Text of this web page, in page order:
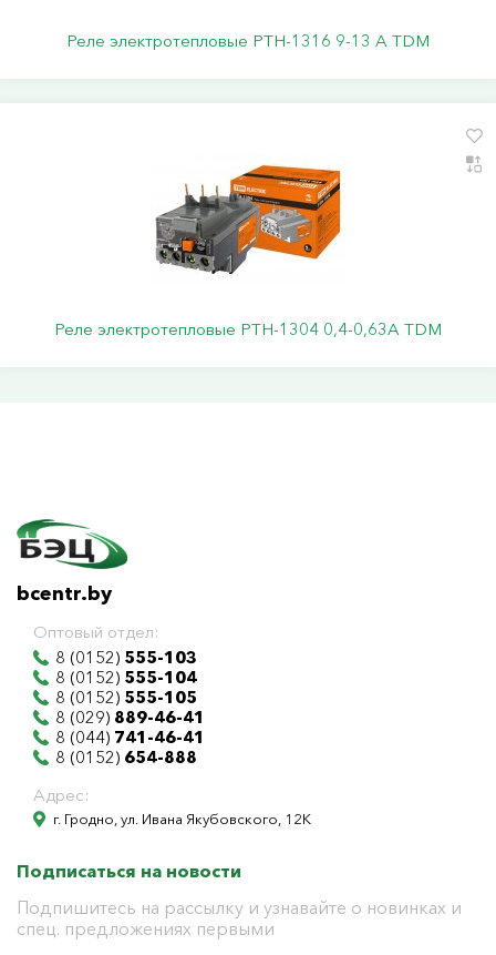
Реле электротепловые РТН-1316 9-13 А TDM
Реле электротепловые РТН-1304 0,4-0,63А TDM
bcentr.by
Оптовый отдел:
8 (0152) 555-103
8 (0152) 555-104
8 (0152) 555-105
8 (029) 889-46-41
8 (044) 741-46-41
8 (0152) 654-888
Адрес:
г. Гродно, ул. Ивана Якубовского, 12К
Подписаться на новости
Подпишитесь на рассылку и узнавайте о новинках и
спец. предложениях первыми